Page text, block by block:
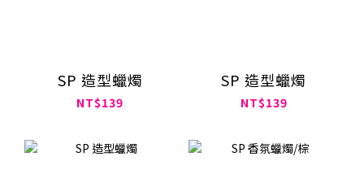
SP 造型蠟燭
NT$139
SP 造型蠟燭
NT$139